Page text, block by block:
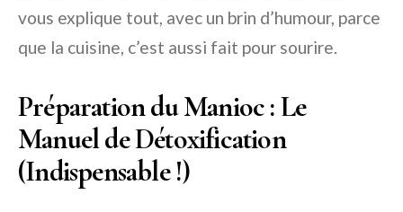
vous explique tout, avec un brin d’humour, parce
que la cuisine, c’est aussi fait pour sourire.
Préparation du Manioc : Le
Manuel de Détoxification
(Indispensable !)